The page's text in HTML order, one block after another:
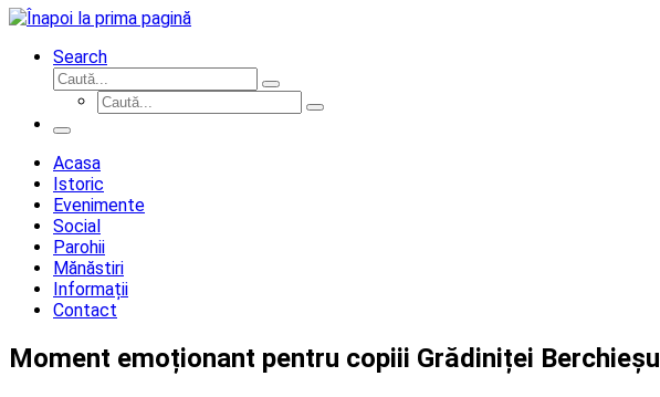
Search
Căutare
Caută...
Căutare
Caută...
Meniu
Acasa
Istoric
Evenimente
Social
Parohii
Mănăstiri
Informații
Contact
Moment emoționant pentru copiii Grădiniței Berchieșu